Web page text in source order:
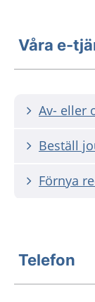
Våra e-
Av- eller
Beställ
Förnya
Telefon